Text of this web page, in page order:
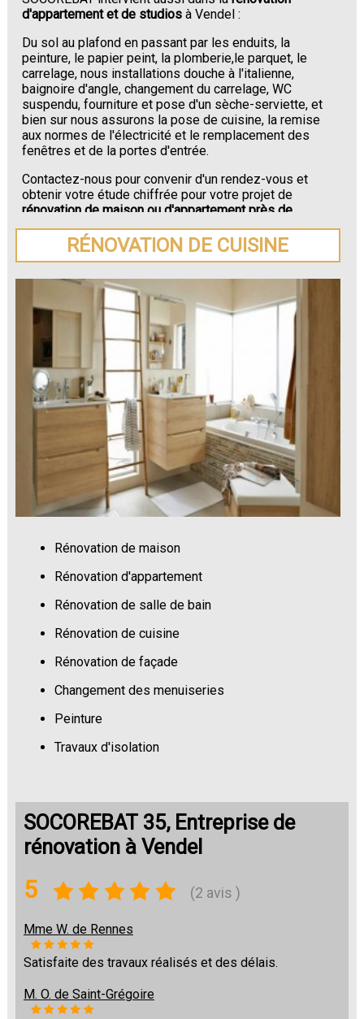
d'appartement et de studios à Vendel :
Du sol au plafond en passant par les enduits, la
peinture, le papier peint, la plomberie,le parquet, le
carrelage, nous installations douche à l'italienne,
baignoire d'angle, changement du carrelage, WC
suspendu, fourniture et pose d'un sèche-serviette, et
bien sur nous assurons la pose de cuisine, la remise
aux normes de l'électricité et le remplacement des
fenêtres et de la portes d'entrée.
Contactez-nous pour convenir d'un rendez-vous et
obtenir votre étude chiffrée pour votre projet de
rénovation de maison ou d'appartement près de
Vendel.
RÉNOVATION DE CUISINE
Rénovation de maison
Rénovation d'appartement
Rénovation de salle de bain
Rénovation de cuisine
Rénovation de façade
Changement des menuiseries
Peinture
Travaux d'isolation
SOCOREBAT 35, Entreprise de
rénovation à Vendel
5 (2 avis )
Mme W. de Rennes
Satisfaite des travaux réalisés et des délais.
M. O. de Saint-Grégoire